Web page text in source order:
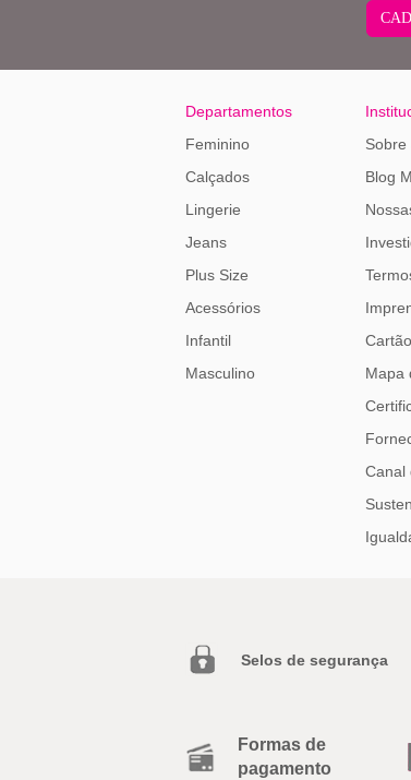
Departamentos
Feminino
Calçados
Lingerie
Jeans
Plus Size
Acessórios
Infantil
Masculino
Sobre
Blog
Mapa
Canal
Selos de segurança
Formas de
pagamento